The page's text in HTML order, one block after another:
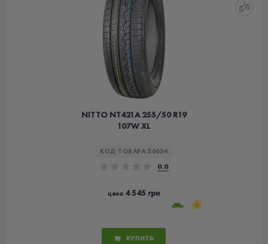
NITTO NT421А 255/50 R19
107W XL
КОД ТОВАРА:20634
0.0
цена4 545 грн
КУПИТЬ